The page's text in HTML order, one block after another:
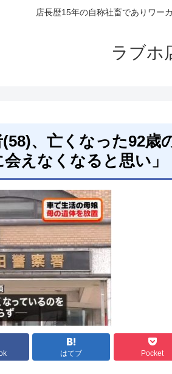
店長歴15年の自称社畜でありワー
ラブホ
、亡くなった92歳
えなくなると思い」
はてブ Pocket